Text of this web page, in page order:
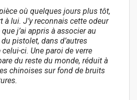
où quelques jours plus tôt,
à lui. J’y reconnais cette odeur
j’ai appris à associer au
pistolet, dans d’autres
ci. Une paroi de verre
du reste du monde, réduit à
chinoises sur fond de bruits